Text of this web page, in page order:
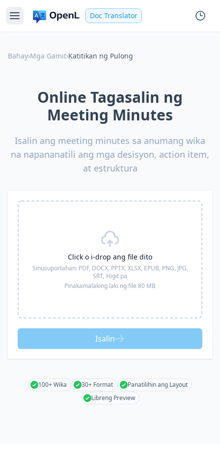
Doc Translator
Bahay›Mga Gamit›Katitikan ng Pulong
Online Tagasalin ng
Meeting Minutes
Isalin ang meeting minutes sa anumang wika
na napananatili ang mga desisyon, action item,
at estruktura
Click o i-drop ang file dito
Sinusuportahan: PDF, DOCX, PPTX, XLSX, EPUB, PNG, JPG,
SRT, Higit pa
Pinakamalaking laki ng file 80 MB
Isalin
100+ Wika 30+ Format
Panatilihin ang Layout
Libreng Preview